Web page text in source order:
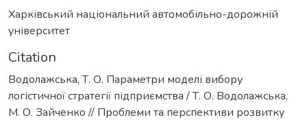
Харківський національний автомобільно-дорожній
університет
Citation
Водолажська, Т. О. Параметри моделі вибору
логістичної стратегії підприємства / Т. О. Водолажська,
М. О. Зайченко // Проблеми та перспективи розвитку